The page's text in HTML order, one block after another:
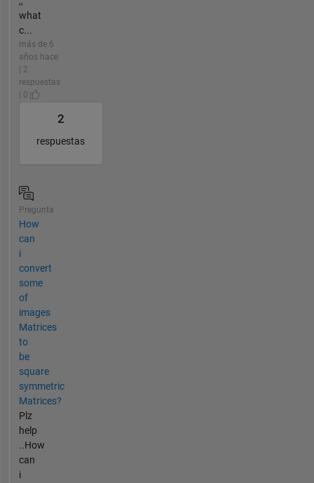
what
c...
más de 6
años hace
| 2
respuestas
| 0
2
respuestas
Pregunta
How
can
i
convert
some
of
images
Matrices
to
be
square
symmetric
Matrices?
Plz
help
..How
can
i